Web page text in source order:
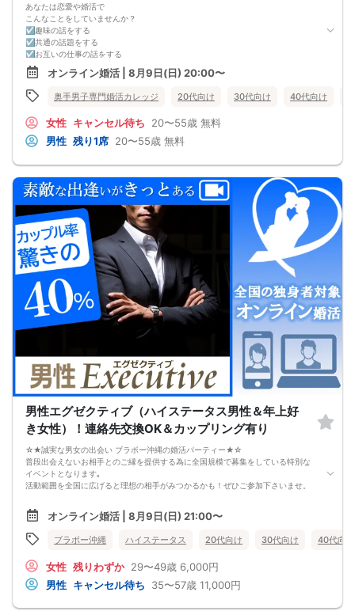
あなたは恋愛や婚活で
こんなことをしていませんか？
☑趣味の話をする
☑共通の話題をする
☑お互いの仕事の話をする
☑家族や将来について話をする
☑食事の話をする
☑好印象に思ってもらうために
頑張って褒める
これらすべて、
奥手男子に合わない方法です。
なぜなら、趣味や共通の話題などをしても
次につなげようとすればするほど、
男性中心で考えていることが伝わり、
気づかないうちに「女性の信頼」を失ってしまう。
さらに、出会いの数を増やしても
気になる女性を目の前にすると、
「好印象に思われたい。嫌われたくない。」
という気持ちが強くなり、
どうしても当たり障りない会話してしまう。
その結果、彼女できるチャンスを
逃している奥手男子がめっちゃ多いからです。
でも、安心してください！
今年こそは彼女できて
一緒に美味しいものを食べに行ったり、
映画に行ったり、旅行に行けるように、
を用意しています！
ぜひこの先を読み進めてみてください👇
※講師の急用以外はたとえ参加人数が1人でも
その人のために必ず実施します
※はじめてセミナーに参加する方も
ビデオオフでも参加OKにしているので
安心してください
オンライン婚活 | 8月9日(日) 20:00〜
奥手男子専門婚活カレッジ 20代向け 30代向け 40代向け
女性 キャンセル待ち 20〜55歳 無料
男性 残り1席 20〜55歳 無料
男性エグゼクティブ（ハイステータス男性＆年上好
き女性）！連絡先交換OK＆カップリング有り
☆★誠実な男女の出会い ブラボー沖縄の婚活パーティー★☆
普段出会えないお相手とのご縁を提供する為に全国規模で募集をしている特別な
イベントとなります｡
活動範囲を全国に広げると理想の相手がみつかるかも！ぜひご参加下さいませ。
【注意事項】
・全国各地に募集しております。お相手の居住地はご自身の居住地と異なる場合
がございます。
・本人様確認書類のご提示をお願いしております。免許証やマイナンバーカード
・確認書類を提示頂けない場合はご参加をお断りする場合も御座いますので予め
ご了承下さいませ。
・終了時刻は目安となります。正確な終了時刻はイベント開始時にスタッフより
オンライン婚活 | 8月9日(日) 21:00〜
ブラボー沖縄 ハイステータス 20代向け 30代向け 40代向け
女性 残りわずか 29〜49歳 6,000円
男性 キャンセル待ち 35〜57歳 11,000円